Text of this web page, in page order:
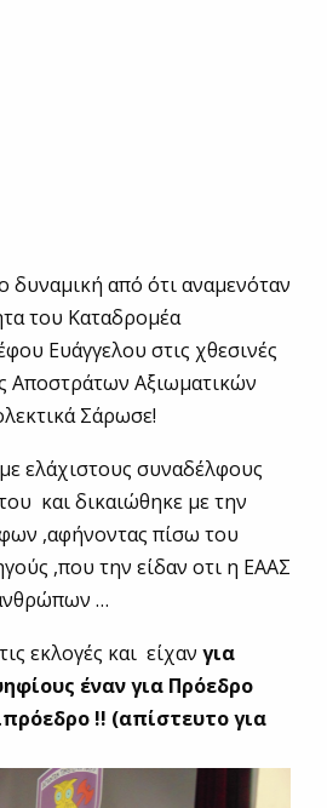
δυναμική από ότι αναμενόταν
του Καταδρομέα
Ευάγγελου στις χθεσινές
Αποστράτων Αξιωματικών
Σάρωσε!
ελάχιστους συναδέλφους
και δικαιώθηκε με την
,αφήνοντας πίσω του
,που την είδαν οτι η ΕΑΑΣ
…
εκλογές και είχαν για
έναν για Πρόεδρο
!! (απίστευτο για